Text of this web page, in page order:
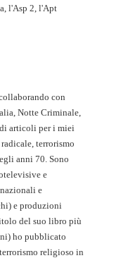
l'Asp 2, l'Apt
con
Notte Criminale,
articoli per i miei
terrorismo
anni 70. Sono
e
e
e produzioni
del suo libro più
ho pubblicato
religioso in